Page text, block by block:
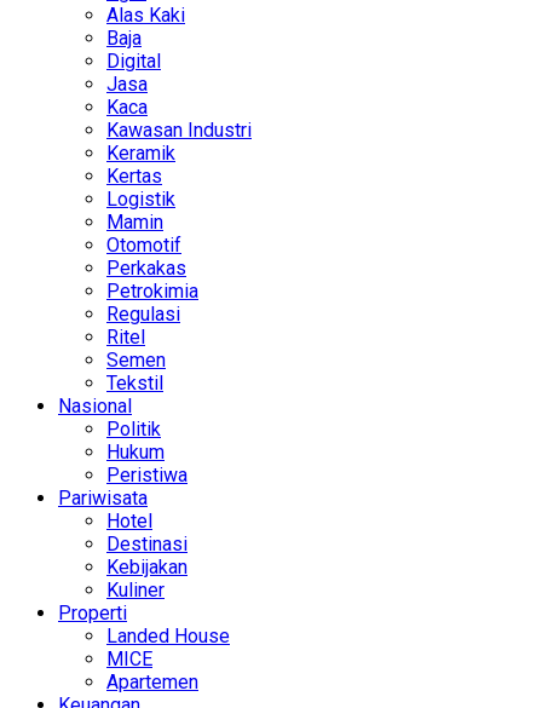
Alas Kaki
Baja
Digital
Jasa
Kaca
Kawasan Industri
Keramik
Kertas
Logistik
Mamin
Otomotif
Perkakas
Petrokimia
Regulasi
Ritel
Semen
Tekstil
Nasional
Politik
Hukum
Peristiwa
Pariwisata
Hotel
Destinasi
Kebijakan
Kuliner
Properti
Landed House
MICE
Apartemen